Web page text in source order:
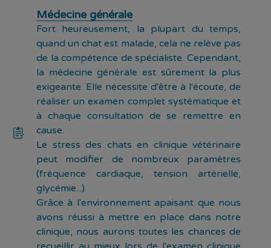
Médecine générale
Fort heureusement, la plupart du temps,
quand un chat est malade, cela ne relève pas
de la compétence de spécialiste. Cependant,
la médecine générale est sûrement la plus
exigeante. Elle nécessite d'être à l'écoute, de
réaliser un examen complet systématique et
à chaque consultation de se remettre en
cause.
Le stress des chats en clinique vétérinaire
peut modifier de nombreux paramètres
(fréquence cardiaque, tension artérielle,
glycémie...).
Grâce à l'environnement apaisant que nous
avons réussi à mettre en place dans notre
clinique, nous aurons toutes les chances de